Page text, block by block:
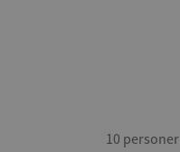
10 personer